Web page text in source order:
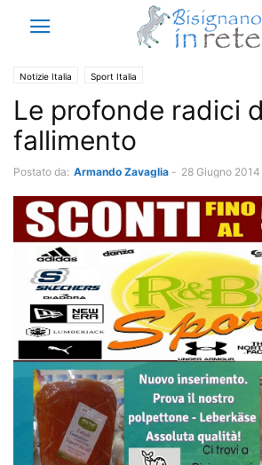
Notizie Italia Sport Italia
Le profonde radici
fallimento
Postato da: Armando Zavaglia - 28 Giugno 2014